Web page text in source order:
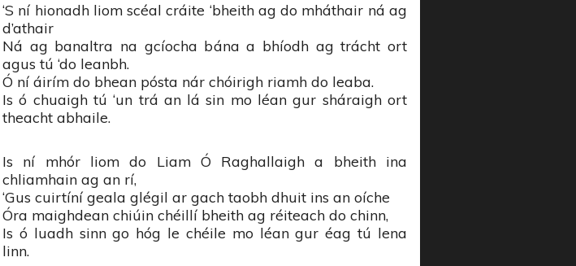
‘S ní hionadh liom scéal cráite ‘bheith ag do mháthair ná ag
d’athair
Ná ag banaltra na gcíocha bána a bhíodh ag trácht ort
agus tú ‘do leanbh.
Ó ní áirím do bhean pósta nár chóirigh riamh do leaba.
Is ó chuaigh tú ‘un trá an lá sin mo léan gur sháraigh ort
theacht abhaile.
Is ní mhór liom do Liam Ó Raghallaigh a bheith ina
chliamhain ag an rí,
‘Gus cuirtíní geala glégil ar gach taobh dhuit ins an oíche
Óra maighdean chiúin chéillí bheith ag réiteach do chinn,
Is ó luadh sinn go hóg le chéile mo léan gur éag tú lena
linn.